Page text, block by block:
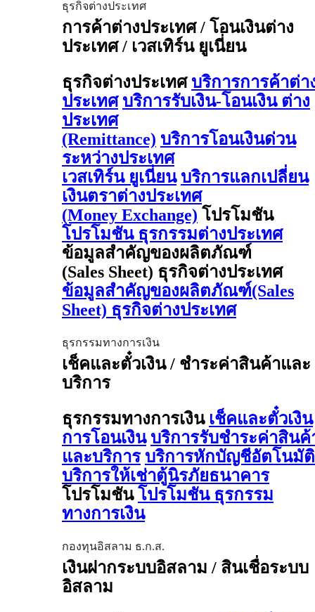
ธุรกิจต่างประเทศ
การค้าต่างประเทศ / โอนเงินต่าง
ประเทศ / เวสเทิร์น ยูเนี่ยน
ธุรกิจต่างประเทศ บริการการค้าต่า
ประเทศ บริการรับเงิน-โอนเงิน ต่าง
ประเทศ
(Remittance) บริการโอนเงินด่วน
ระหว่างประเทศ
เวสเทิร์น ยูเนี่ยน บริการแลกเปลี่ยน
เงินตราต่างประเทศ
(Money Exchange) โปรโมชัน
โปรโมชัน ธุรกรรมต่างประเทศ
ข้อมูลสำคัญของผลิตภัณฑ์
(Sales Sheet) ธุรกิจต่างประเทศ
ข้อมูลสำคัญของผลิตภัณฑ์(Sales
Sheet) ธุรกิจต่างประเทศ
ธุรกรรมทางการเงิน
เช็คและตั๋วเงิน / ชำระค่าสินค้าและ
บริการ
ธุรกรรมทางการเงิน เช็คและตั๋วเงิน
การโอนเงิน บริการรับชำระค่าสินค้
และบริการ บริการหักบัญชีอัตโนมัติ
บริการให้เช่าตู้นิรภัยธนาคาร
โปรโมชัน โปรโมชัน ธุรกรรม
ทางการเงิน
กองทุนอิสลาม ธ.ก.ส.
เงินฝากระบบอิสลาม / สินเชื่อระบบ
อิสลาม